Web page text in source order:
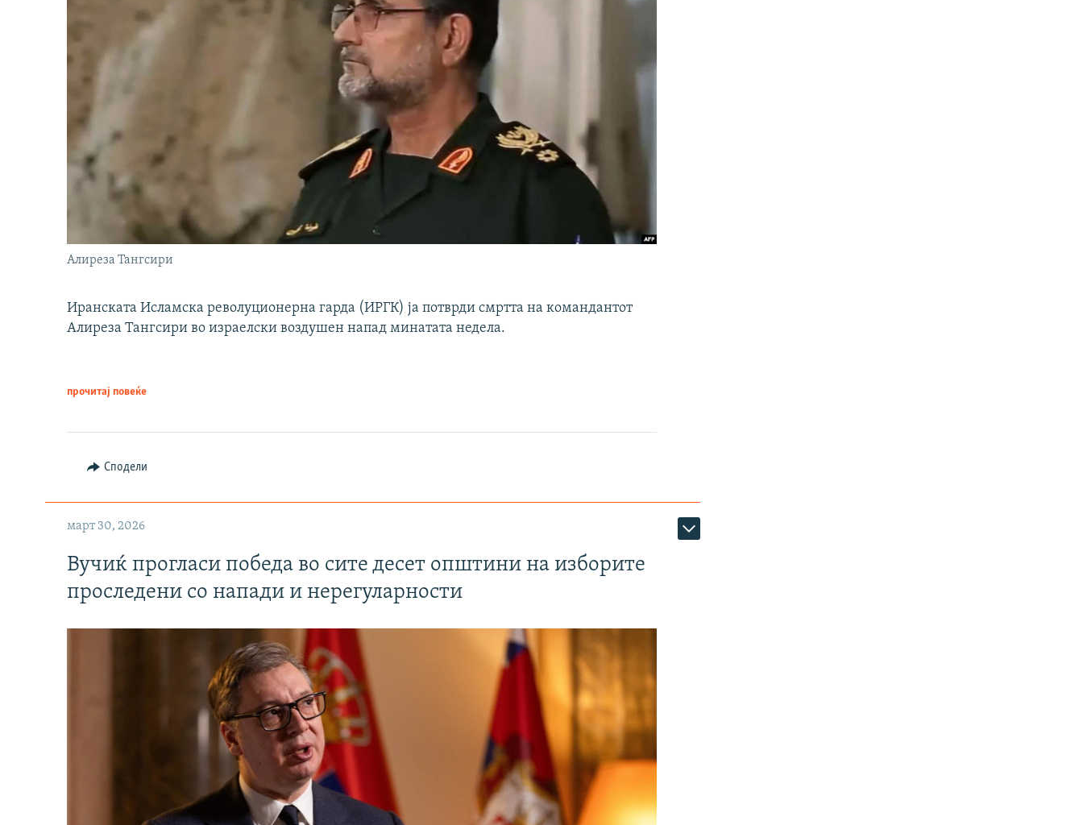
Алиреза Тангсири
Иранската Исламска револуционерна гарда (ИРГК) ја потврди смртта на командантот
Алиреза Тангсири во израелски воздушен напад минатата недела.
прочитај повеќе
Сподели
март 30, 2026
Вучиќ прогласи победа во сите десет општини на изборите
проследени со напади и нерегуларности